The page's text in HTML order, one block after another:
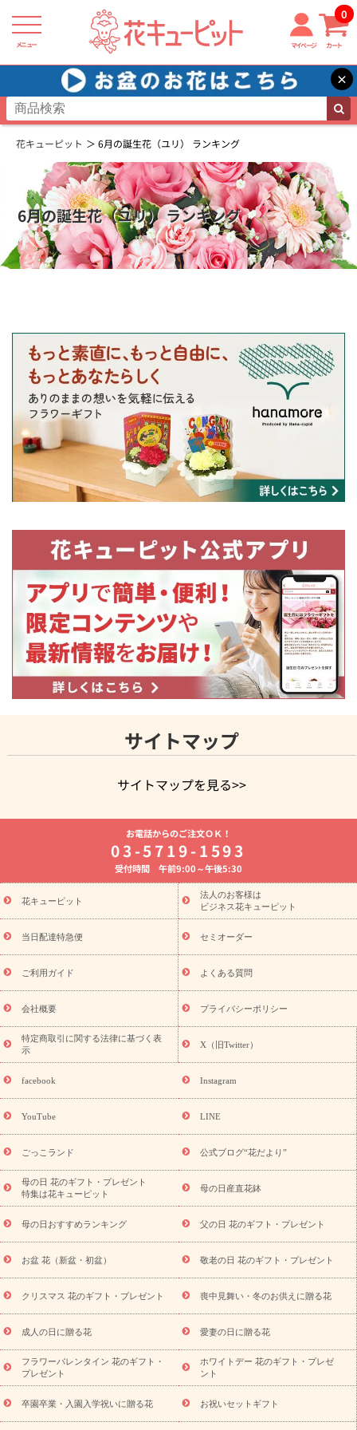
メニュー マイページ カート
0
×
花キューピット 6月の誕生花（ユリ） ランキング
6月の誕生花（ユリ） ランキング
サイトマップ
サイトマップを見る>>
よく贈られる花
お祝いの花特集
誕生日フラワーギフト特集
8月の誕生花(トルコキキョウ)
開店・開業祝い
お供え・お悔やみ お供え・お悔やみの花
通夜・葬儀に贈る花 胡蝶蘭・花鉢
ーブドフラワー
季節のイベント
ひまわり ギフト・プレゼント
特集
お盆 花（新盆・初盆） 季節のイベント
お盆 花（新
盆・初盆）
お盆 花（新盆・初盆）
お盆・お供え 花とセットギ
フト
お盆・お供え プリザーブドフラワー
ひまわり ギフト・プ
レゼント特集
夏の花贈り・お中元・暑中見舞い 花のギフト特集
敬老の日におくる花ギフト・プレゼント特集
花ギフト・プレゼント特集
敬老の日 花のおすすめランキング
敬
老の日 花鉢植えのギフト・プレゼント特集
敬老の日 花とセットギ
フト・プレゼント特集
敬老の日の花 全てのギフト一覧
キャン
ペーン
映画『ウォーターガーディアンズ』コラボキャンペーン
「きょう誕生日なんです」キャンペーン
誕生日の花を探す
誕生日フラワーギフト 誕生日フラワーギフト特集
(トルコキキョウ)
9月の誕生花(リンドウ)
ら探す
お祝いの花特集 当日配達特急便 お祝い商品一覧
念日
結婚祝い 出産祝い 退院祝い・快気祝い
寿祝い
プチギフト ペットのお祝いフラワー
お供え・お悔やみの花
四十九日法要以降に贈る花
通夜・葬儀
ワー
ペットのお供えフラワー お盆（新盆・初盆）
その他
お祝い返し
お見舞い お取り寄せギフト ビジネス用
ご自宅
用
観葉植物 ミディ胡蝶蘭 プリザーブドフラワー
スタイル
から探す
え・お悔やみ
胡蝶蘭・花鉢
ミディ胡蝶蘭・お祝い
ミディ胡蝶蘭・お供え
世界初の青色胡蝶蘭 観葉植物
観葉植
物
産直多肉植物 プリザーブドフラワー お祝い
お供え・お
悔やみ
花とセットギフト セミオーダー
プチギフト
（hanamore -ハナモア-）
花とみどりのeギフト
トのeGfit
カラー ピンク イエローオレンジ レッド お花の
お電話からのご注文ＯＫ！
03-5719-1593
受付時間 午前9:00～午後5:30
花キューピット
法人のお客様は
ビジネス花キューピット
当日配達特急便 セミオーダー
ご利用ガイド よくある質問
会社概要 プライバシーポリシー
特定商取引に関する法律に基づく表
示
X（旧Twitter）
facebook Instagram
YouTube LINE
ごっこランド 公式ブログ“花だより”
母の日 花のギフト・プレゼント
特集は花キューピット
母の日産直花鉢
母の日おすすめランキング 父の日 花のギフト・プレゼント
お盆 花（新盆・初盆） 敬老の日 花のギフト・プレゼント
クリスマス 花のギフト・プレゼント 喪中見舞い・冬のお供えに贈る花
成人の日に贈る花 愛妻の日に贈る花
フラワーバレンタイン 花のギフト・
プレゼント
ホワイトデー 花のギフト・プレゼ
ント
卒園卒業・入園入学祝いに贈る花 お祝いセットギフト